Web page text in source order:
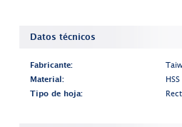
Datos técnicos
Fabricante:
Material:
HSS
Tipo de hoja: